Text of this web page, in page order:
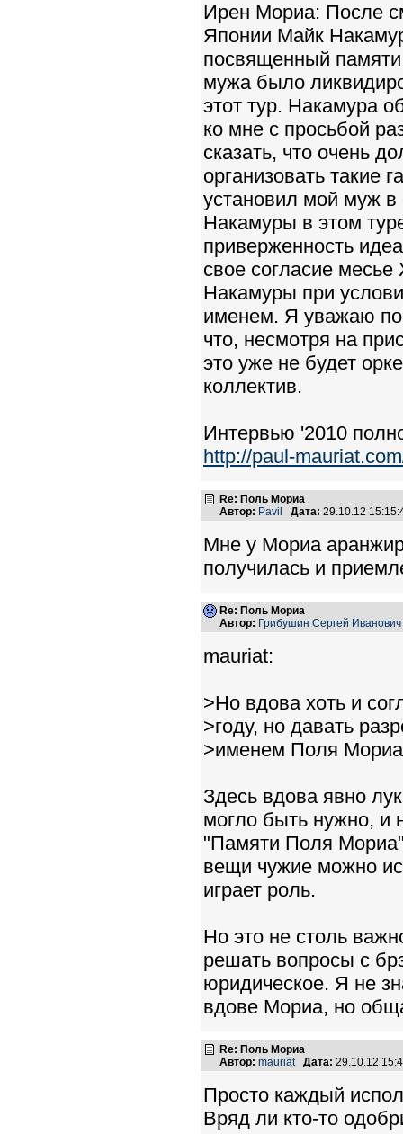
Ирен Мориа: После
Японии Майк
посвященный
мужа было
этот тур. Накамура
ко мне с просьбой
сказать, что очень
организовать такие
установил мой муж в
Накамуры в этом
приверженность
свое согласие
Накамуры при
именем. Я уважаю
что, несмотря на
это уже не будет
коллектив.
Интервью '2010
http://paul-
Re: Поль Мориа
Автор: Pavil Дата: 29.10.12
Мне у Мориа
получилась и
Re: Поль Мориа
Автор: Грибушин Сергей Иванович
mauriat:
>Но вдова хоть и
>году, но давать
>именем Поля Мориа
Здесь вдова явно
могло быть нужно, и
"Памяти Поля
вещи чужие можно
играет роль.
Но это не столь
решать вопросы с
юридическое. Я не
вдове Мориа, но
Re: Поль Мориа
Автор: mauriat Дата: 29.10.12
Просто каждый
Вряд ли кто-то